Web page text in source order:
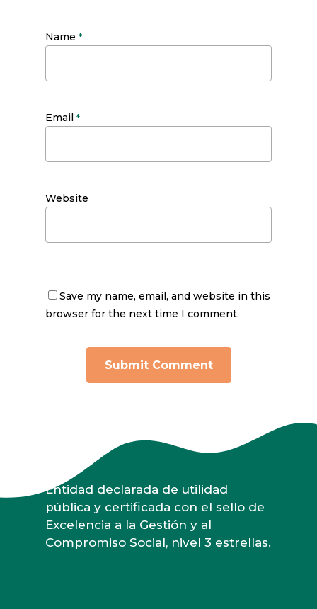
Name *
Email *
Website
Save my name, email, and website in this
browser for the next time I comment.
Entidad declarada de utilidad
pública y certificada con el sello de
Excelencia a la Gestión y al
Compromiso Social, nivel 3 estrellas.